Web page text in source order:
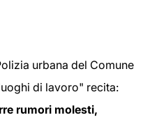
urbana del Comune
di lavoro" recita:
rumori molesti,